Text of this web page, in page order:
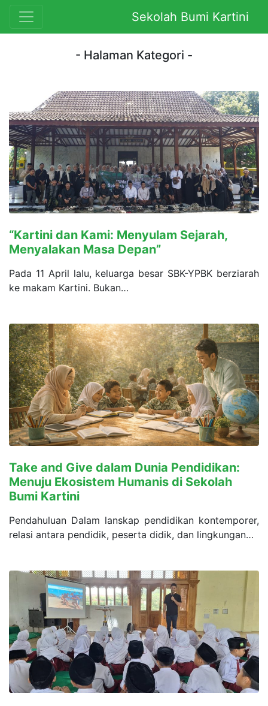
Sekolah Bumi Kartini
- Halaman Kategori -
“Kartini dan Kami: Menyulam Sejarah,
Menyalakan Masa Depan”
Pada 11 April lalu, keluarga besar SBK-YPBK berziarah
ke makam Kartini. Bukan…
Take and Give dalam Dunia Pendidikan:
Menuju Ekosistem Humanis di Sekolah
Bumi Kartini
Pendahuluan Dalam lanskap pendidikan kontemporer,
relasi antara pendidik, peserta didik, dan lingkungan…